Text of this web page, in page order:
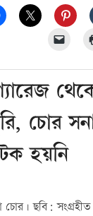
চোর
হয়নি
চোর। ছবি: